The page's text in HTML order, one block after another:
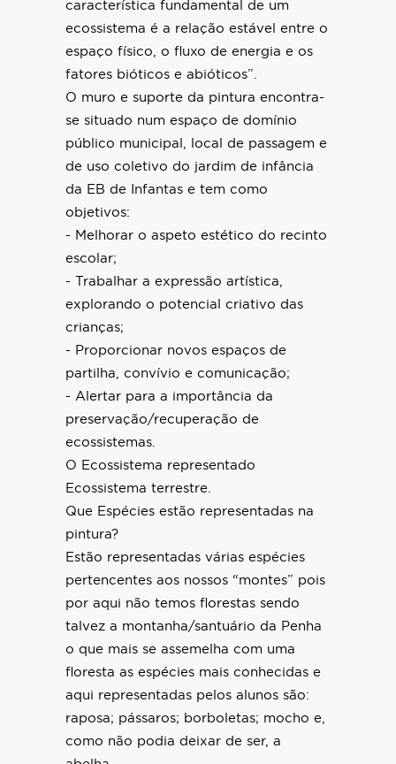
característica fundamental de um
ecossistema é a relação estável entre o
espaço físico, o fluxo de energia e os
fatores bióticos e abióticos”.
O muro e suporte da pintura encontra-
se situado num espaço de domínio
público municipal, local de passagem e
de uso coletivo do jardim de infância
da EB de Infantas e tem como
objetivos:
- Melhorar o aspeto estético do recinto
escolar;
- Trabalhar a expressão artística,
explorando o potencial criativo das
crianças;
- Proporcionar novos espaços de
partilha, convívio e comunicação;
- Alertar para a importância da
preservação/recuperação de
ecossistemas.
O Ecossistema representado
Ecossistema terrestre.
Que Espécies estão representadas na
pintura?
Estão representadas várias espécies
pertencentes aos nossos “montes” pois
por aqui não temos florestas sendo
talvez a montanha/santuário da Penha
o que mais se assemelha com uma
floresta as espécies mais conhecidas e
aqui representadas pelos alunos são:
raposa; pássaros; borboletas; mocho e,
como não podia deixar de ser, a